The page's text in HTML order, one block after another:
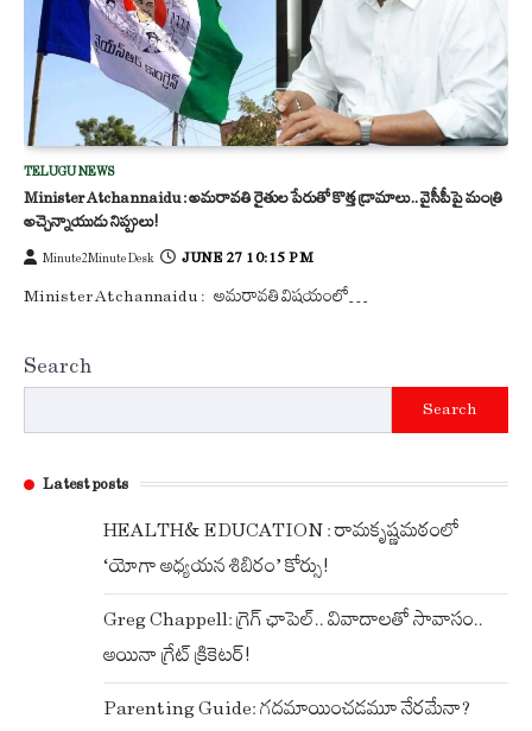
TELUGU NEWS
Minister Atchannaidu : అమరావతి రైతుల పేరుతో కొత్త డ్రామాలు.. వైసీపీపై మంత్రి
అచ్చెన్నాయుడు నిప్పులు!
Minute2Minute Desk JUNE 27 10:15 PM
Minister Atchannaidu : అమరావతి విషయంలో…
Search
Search
Latest posts
HEALTH& EDUCATION : రామకృష్ణమఠంలో
‘యోగా అధ్యయన శిబిరం’ కోర్సు!
Greg Chappell: గ్రెగ్ ఛాపెల్.. వివాదాలతో సావాసం..
అయినా గ్రేట్ క్రికెటర్!
Parenting Guide: గదమాయించడమూ నేరమేనా?